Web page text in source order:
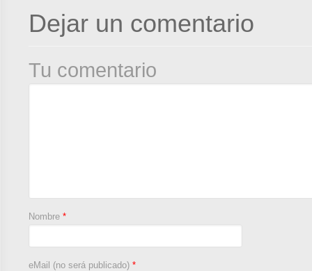
Dejar un comentario
Tu comentario
Nombre *
eMail (no será publicado) *